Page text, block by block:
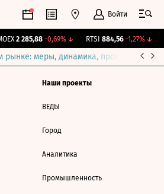
Войти
2 285,88 -0,69%↓ RTSI 884,56 -1,27%↓
рынке: меры, динамика, прогнозы
Наши проекты
ВЕДЫ
Город
Аналитика
Промышленность